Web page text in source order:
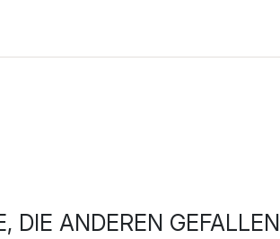
DIE ANDEREN GEFALLEN